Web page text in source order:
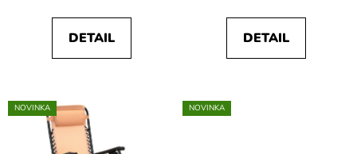
DETAIL DETAIL
NOVINKA NOVINKA